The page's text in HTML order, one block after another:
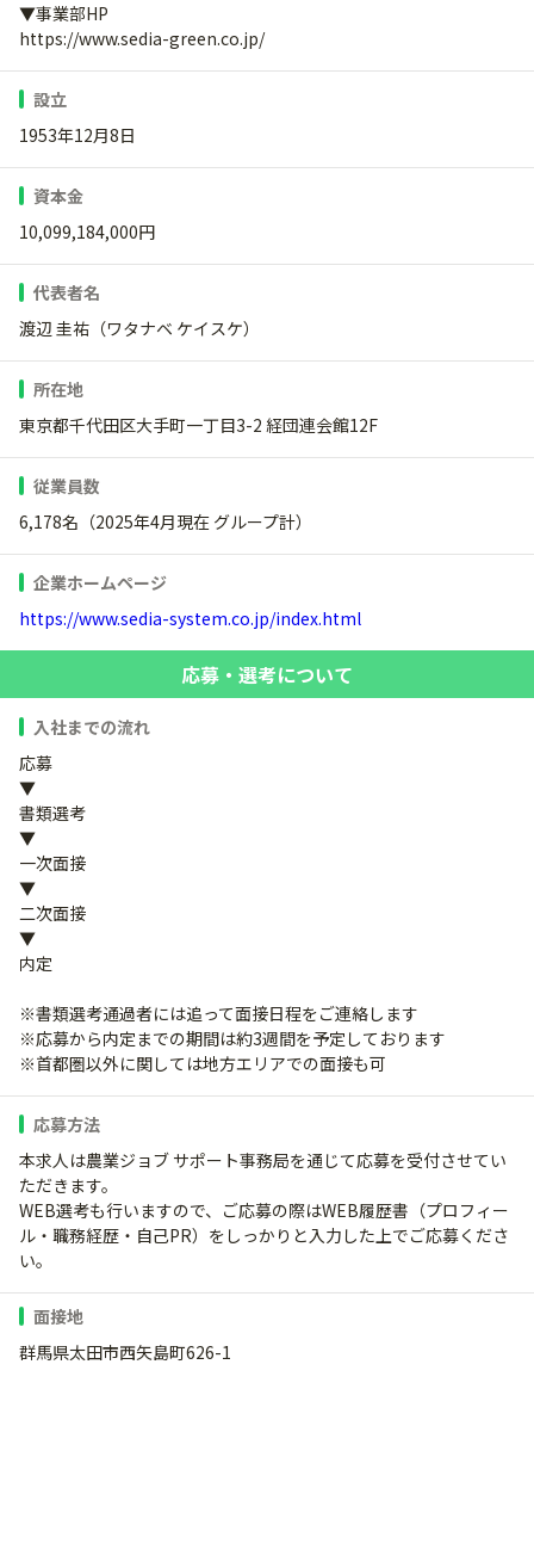
▼事業部HP
https://www.sedia-green.co.jp/
設立
1953年12月8日
資本金
10,099,184,000円
代表者名
渡辺 圭祐（ワタナベ ケイスケ）
所在地
東京都千代田区大手町一丁目3-2 経団連会館12F
従業員数
6,178名（2025年4月現在 グループ計）
企業ホームページ
https://www.sedia-system.co.jp/index.html
応募・選考について
入社までの流れ
応募
▼
書類選考
▼
一次面接
▼
二次面接
▼
内定
※書類選考通過者には追って面接日程をご連絡します
※応募から内定までの期間は約3週間を予定しております
※首都圏以外に関しては地方エリアでの面接も可
応募方法
本求人は農業ジョブ サポート事務局を通じて応募を受付させてい
ただきます。
WEB選考も行いますので、ご応募の際はWEB履歴書（プロフィー
ル・職務経歴・自己PR）をしっかりと入力した上でご応募くださ
い。
面接地
群馬県太田市西矢島町626-1